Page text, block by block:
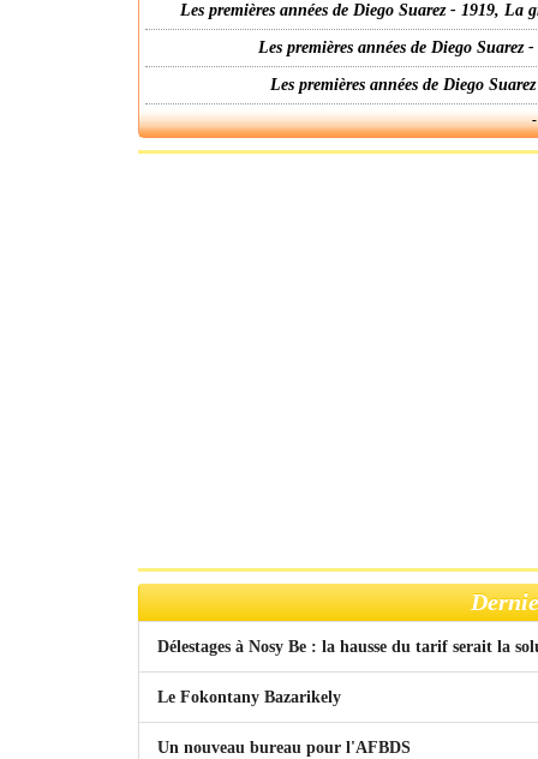
Les premières années de Diego Suarez - 1919,
Les premières années de Diego
Les premières années de Diego
Délestages à Nosy Be : la hausse du tarif serait la
Le Fokontany Bazarikely
Un nouveau bureau pour l'AFBDS